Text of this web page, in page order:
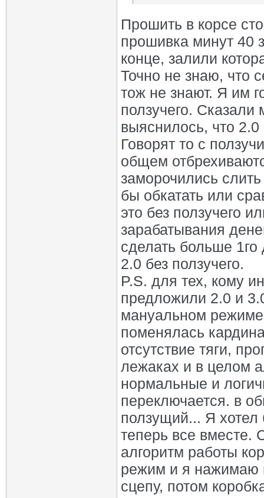
Прошить в корсе
прошивка минут 40
конце, залили
Точно не знаю, что
тож не знают. Я им
ползучего.
выяснилось, что 2.0
Говорят то с
общем
заморочились
бы обкатать или
это без ползучего
зарабатывания
сделать больше
2.0 без ползучего.
P.S. для тех, кому
предложили 2.0 и
мануальном
поменялась
отсутствие тяги,
лежаках и в целом
нормальные и
переключается. в
ползущий... Я
теперь все вместе.
алгоритм работы
режим и я нажимаю
сцепу, потом